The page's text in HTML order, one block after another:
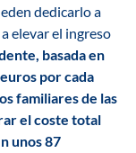
dedicarlo a
elevar el ingreso
basada en
por cada
familiares de las
el coste total
unos 87